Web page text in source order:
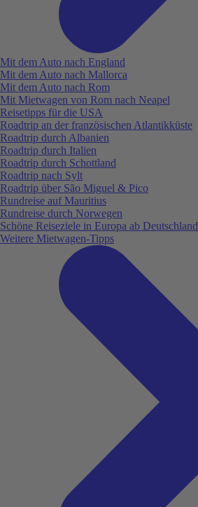
Mit dem Auto nach England
Mit dem Auto nach Mallorca
Mit dem Auto nach Rom
Mit Mietwagen von Rom nach Neapel
Reisetipps für die USA
Roadtrip an der französischen Atlantikküste
Roadtrip durch Albanien
Roadtrip durch Italien
Roadtrip durch Schottland
Roadtrip nach Sylt
Roadtrip über São Miguel & Pico
Rundreise auf Mauritius
Rundreise durch Norwegen
Schöne Reiseziele in Europa ab Deutschland
Weitere Mietwagen-Tipps